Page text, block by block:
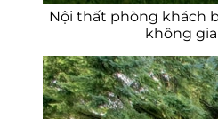
Nội thất phòng khách
không